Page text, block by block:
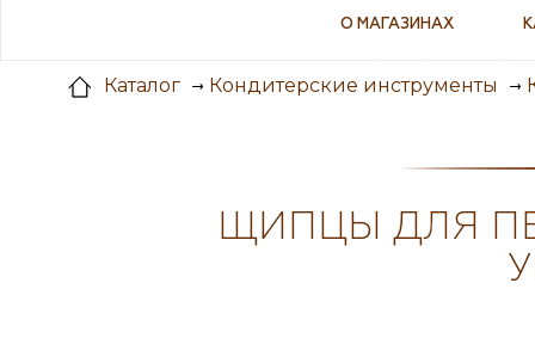
О МАГАЗИНАХ
Каталог Кондитерские инструменты
ЩИПЦЫ ДЛЯ